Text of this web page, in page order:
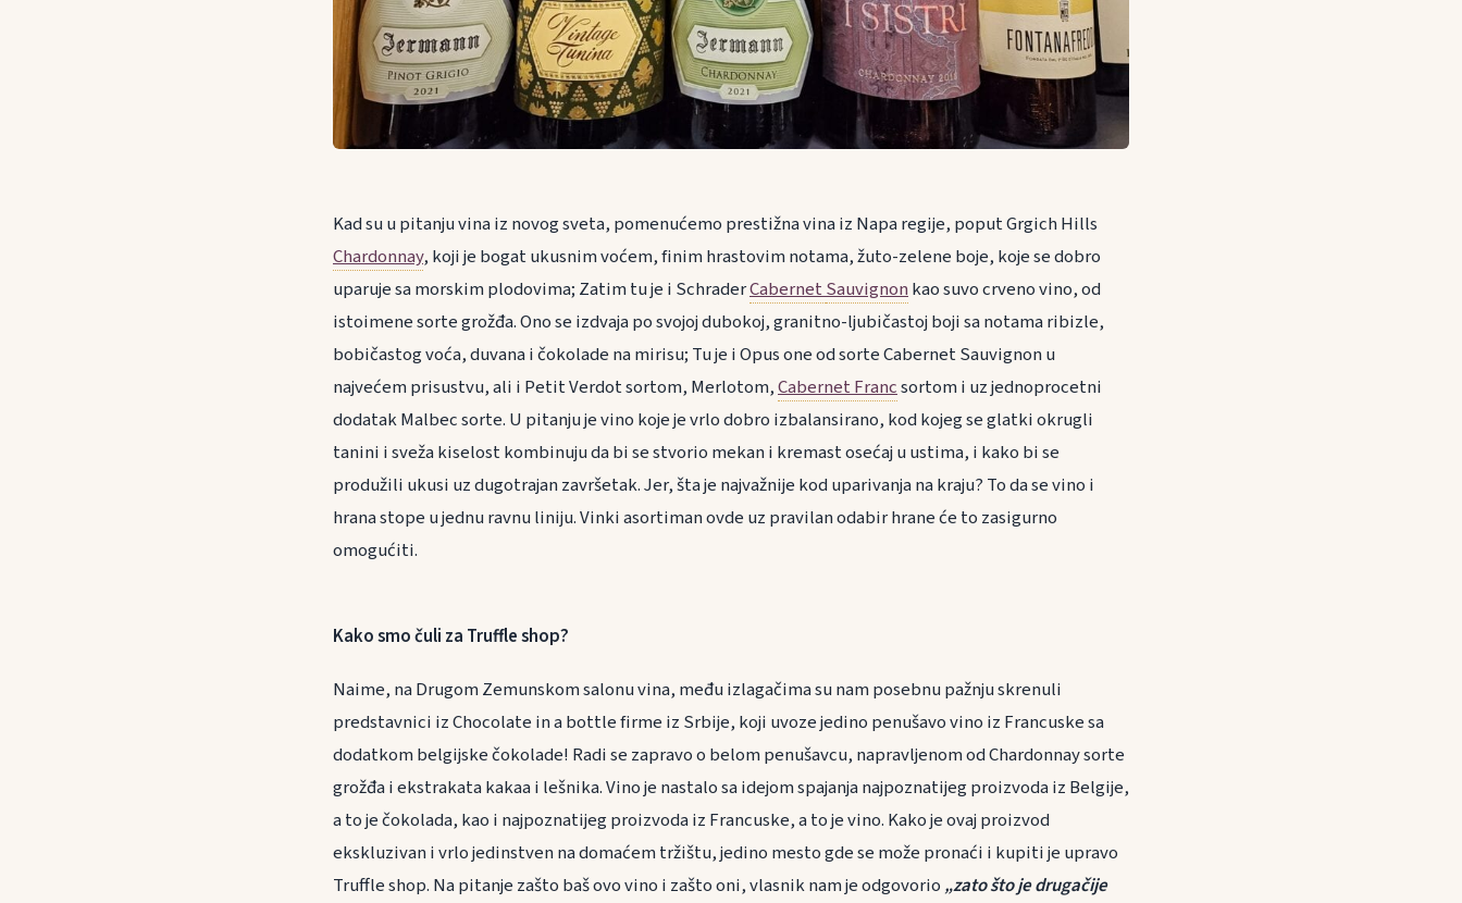
Kad su u pitanju vina iz novog sveta, pomenućemo prestižna vina iz Napa regije, poput Grgich Hills
Chardonnay, koji je bogat ukusnim voćem, finim hrastovim notama, žuto-zelene boje, koje se dobro
uparuje sa morskim plodovima; Zatim tu je i SchraderCabernet Sauvignon kao suvo crveno vino, od
istoimene sorte grožđa. Ono se izdvaja po svojoj dubokoj, granitno-ljubičastoj boji sa notama ribizle,
bobičastog voća, duvana i čokolade na mirisu; Tu je i Opus one od sorte Cabernet Sauvignon u
najvećem prisustvu, ali i Petit Verdot sortom, Merlotom,Cabernet Francsortom i uz jednoprocetni
dodatak Malbec sorte. U pitanju je vino koje je vrlo dobro izbalansirano, kod kojeg se glatki okrugli
tanini i sveža kiselost kombinuju da bi se stvorio mekan i kremast osećaj u ustima, i kako bi se
produžili ukusi uz dugotrajan završetak. Jer, šta je najvažnije kod uparivanja na kraju? To da se vino i
hrana stope u jednu ravnu liniju. Vinki asortiman ovde uz pravilan odabir hrane će to zasigurno
omogućiti.
Kako smo čuli za Truffle shop?
Naime, na Drugom Zemunskom salonu vina, među izlagačima su nam posebnu pažnju skrenuli
predstavnici iz Chocolate in a bottle firme iz Srbije, koji uvoze jedino penušavo vino iz Francuske sa
dodatkom belgijske čokolade! Radi se zapravo o belom penušavcu, napravljenom od Chardonnay sorte
grožđa i ekstrakata kakaa i lešnika. Vino je nastalo sa idejom spajanja najpoznatijeg proizvoda iz Belgije,
a to je čokolada, kao i najpoznatijeg proizvoda iz Francuske, a to je vino. Kako je ovaj proizvod
ekskluzivan i vrlo jedinstven na domaćem tržištu, jedino mesto gde se može pronaći i kupiti je upravo
Truffle shop. Na pitanje zašto baš ovo vino i zašto oni, vlasnik nam je odgovorio „zato što je drugačije